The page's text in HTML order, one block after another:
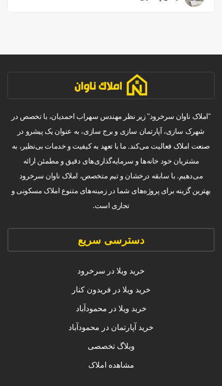
"املاک ناوان سرخرود" زیر نظر مهندس سهراب احمدیان، با تخصص در
شهرک سازی، آپارتمان سازی و برج سازی، به عنوان یک پیشرو در
صنعت املاک فعالیت می‌کند. ما با تعهد به کیفیت و خدمات بی‌نظیر، به
مشتریان خود خانه‌ها و سرمایه‌گذاری‌های دقیق و مطمئن ارائه
می‌دهیم. با سابقه درخشان و تیم متخصص، املاک ناوان سرخرود
بهترین گزینه برای پروژه‌های شما در زمینه‌های متنوع املاک مسکونی و
تجاری است.
دسترسی سریع
خرید ویلا در سرخرود
خرید ویلا در فریدون کنار
خرید ویلا در محمودآباد
خرید آپارتمان در محمودآباد
وبلاگ تخصصی
مشاهده املاک